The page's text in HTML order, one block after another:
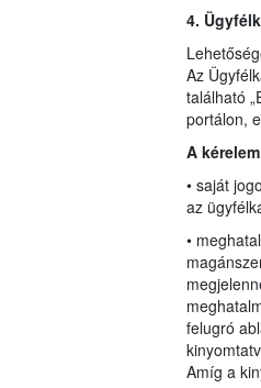
4.
Az
található
portálon,
A
• saját
az
•
felugró
Amíg a